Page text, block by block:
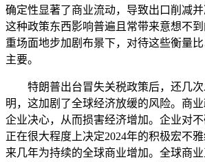
确定性显著了商业流动，导致出口削减
这种政策东西影响普遍且常带来意想不
重场面地步加剧布景下，对待这些衡量
主要。
特朗普出台冒失关税政策后，还几次
明，这加剧了全球经济放缓的风险。商
企业决心，从而损害经济增加。企业对
正在很大程度上决定2024年的积极宏不
来几年为持续的全球商业增加。全球商